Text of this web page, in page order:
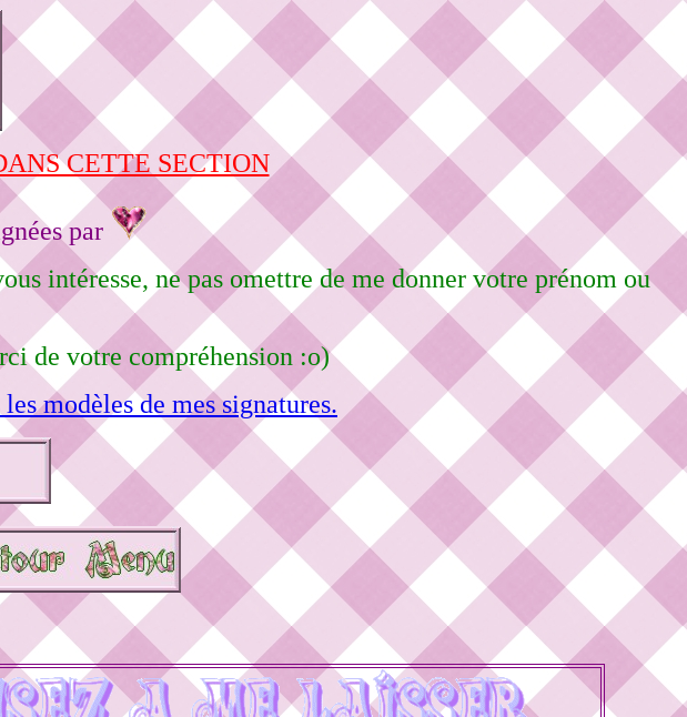
CETTE SECTION
par
intéresse, ne pas omettre de me donner votre prénom ou
de votre compréhension :o)
modèles de mes signatures.